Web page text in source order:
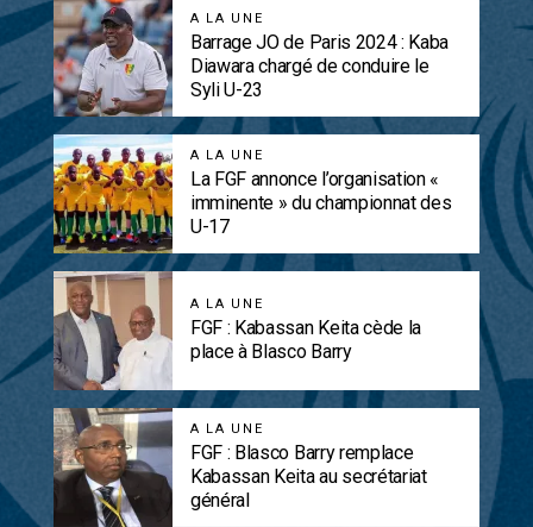
A LA UNE
Barrage JO de Paris 2024 : Kaba
Diawara chargé de conduire le
Syli U-23
A LA UNE
La FGF annonce l’organisation «
imminente » du championnat des
U-17
A LA UNE
FGF : Kabassan Keita cède la
place à Blasco Barry
A LA UNE
FGF : Blasco Barry remplace
Kabassan Keita au secrétariat
général